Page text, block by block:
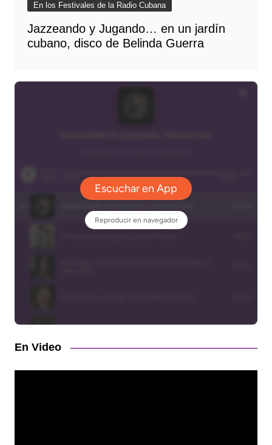
En los Festivales de la Radio Cubana
Jazzeando y Jugando… en un jardín
cubano, disco de Belinda Guerra
En Video